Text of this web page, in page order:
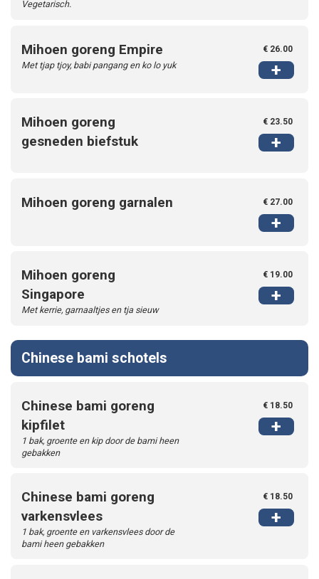
Vegetarisch.
Mihoen goreng Empire
Met tjap tjoy, babi pangang en ko lo yuk
€ 26.00
+
Mihoen goreng
gesneden biefstuk
€ 23.50
+
Mihoen goreng garnalen € 27.00
+
Mihoen goreng
Singapore
Met kerrie, garnaaltjes en tja sieuw
€ 19.00
+
Chinese bami schotels
Chinese bami goreng
kipfilet
1 bak, groente en kip door de bami heen
gebakken
€ 18.50
+
Chinese bami goreng
varkensvlees
1 bak, groente en varkensvlees door de
bami heen gebakken
€ 18.50
+